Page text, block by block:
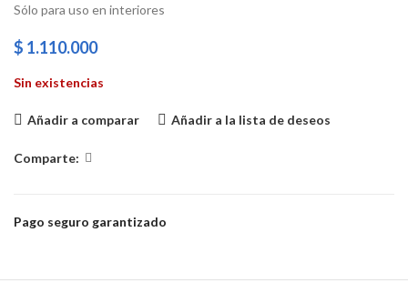
Sólo para uso en interiores
$ 1.110.000
Sin existencias
Añadir a comparar Añadir a la lista de deseos
Comparte:
Pago seguro garantizado